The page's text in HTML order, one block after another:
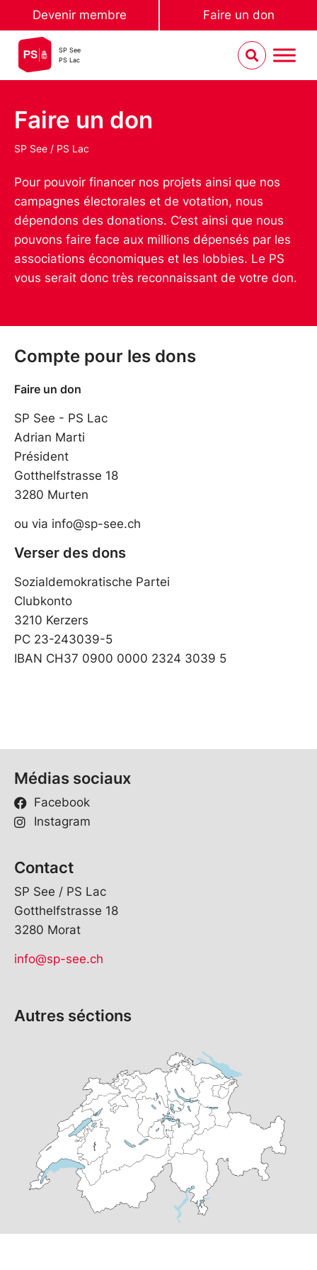
Devenir membre Faire un don
SP See
PS Lac
Faire un don
SP See / PS Lac
Pour pouvoir financer nos projets ainsi que nos
campagnes électorales et de votation, nous
dépendons des donations. C’est ainsi que nous
pouvons faire face aux millions dépensés par les
associations économiques et les lobbies. Le PS
vous serait donc très reconnaissant de votre don.
Compte pour les dons
Faire un don
SP See - PS Lac
Adrian Marti
Président
Gotthelfstrasse 18
3280 Murten
ou via info@sp-see.ch
Verser des dons
Sozialdemokratische Partei
Clubkonto
3210 Kerzers
PC 23-243039-5
IBAN CH37 0900 0000 2324 3039 5
Médias sociaux
Facebook
Instagram
Contact
SP See / PS Lac
Gotthelfstrasse 18
3280 Morat
info@sp-see.ch
Autres séctions